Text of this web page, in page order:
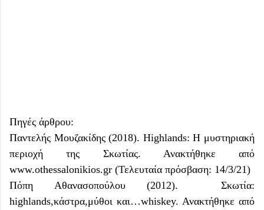
Πηγές άρθρου:
Παντελής Μουζακίδης (2018). Highlands: Η μυστηριακή
περιοχή της Σκωτίας. Ανακτήθηκε από
www.othessalonikios.gr (Τελευταία πρόσβαση: 14/3/21)
Πόπη Αθανασοπούλου (2012). Σκωτία:
highlands,κάστρα,μύθοι και…whiskey. Ανακτήθηκε από